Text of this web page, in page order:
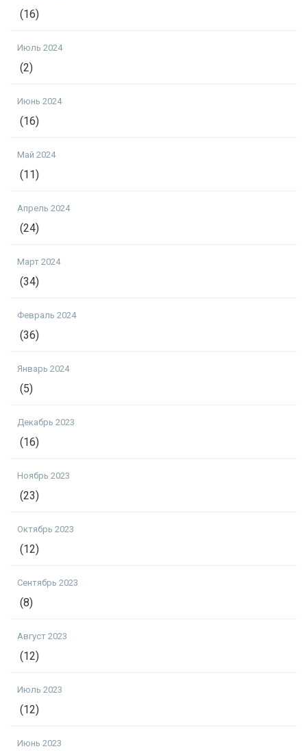
(16)
Июль 2024
(2)
Июнь 2024
(16)
Май 2024
(11)
Апрель 2024
(24)
Март 2024
(34)
Февраль 2024
(36)
Январь 2024
(5)
Декабрь 2023
(16)
Ноябрь 2023
(23)
Октябрь 2023
(12)
Сентябрь 2023
(8)
Август 2023
(12)
Июль 2023
(12)
Июнь 2023